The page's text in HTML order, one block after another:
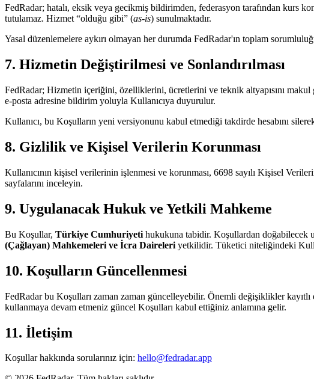
FedRadar; hatalı, eksik veya gecikmiş bildirimden, federasyon tarafından kurs
tutulamaz. Hizmet “olduğu gibi” (as-is) sunulmaktadır.
Yasal düzenlemelere aykırı olmayan her durumda FedRadar'ın toplam
7. Hizmetin Değiştirilmesi ve Sonlandırılması
FedRadar; Hizmetin içeriğini, özelliklerini, ücretlerini ve teknik altyapısını makul
e-posta adresine bildirim yoluyla Kullanıcıya duyurulur.
Kullanıcı, bu Koşulların yeni versiyonunu kabul etmediği takdirde hesabını
8. Gizlilik ve Kişisel Verilerin Korunması
Kullanıcının kişisel verilerinin işlenmesi ve korunması, 6698 sayılı Kişisel
sayfalarını inceleyin.
9. Uygulanacak Hukuk ve Yetkili Mahkeme
Bu Koşullar, Türkiye Cumhuriyeti hukukuna tabidir. Koşullardan doğabilecek
(Çağlayan) Mahkemeleri ve İcra Daireleri yetkilidir. Tüketici niteliğindeki
10. Koşulların Güncellenmesi
FedRadar bu Koşulları zaman zaman güncelleyebilir. Önemli değişiklikler
kullanmaya devam etmeniz güncel Koşulları kabul ettiğiniz anlamına gelir.
11. İletişim
Koşullar hakkında sorularınız için: hello@fedradar.app